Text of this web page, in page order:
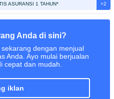
ASURANSI 1 TAHUN* +2
Anda di sini?
dengan menjual
Anda. Ayo mulai berjualan
cepat dan mudah.
iklan